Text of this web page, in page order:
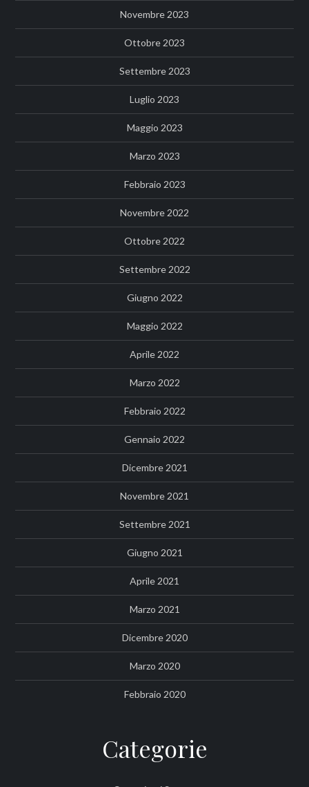
Novembre 2023
Ottobre 2023
Settembre 2023
Luglio 2023
Maggio 2023
Marzo 2023
Febbraio 2023
Novembre 2022
Ottobre 2022
Settembre 2022
Giugno 2022
Maggio 2022
Aprile 2022
Marzo 2022
Febbraio 2022
Gennaio 2022
Dicembre 2021
Novembre 2021
Settembre 2021
Giugno 2021
Aprile 2021
Marzo 2021
Dicembre 2020
Marzo 2020
Febbraio 2020
Categorie